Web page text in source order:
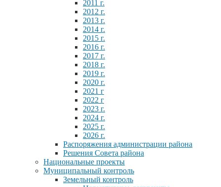
2011 г.
2012 г.
2013 г.
2014 г.
2015 г.
2016 г.
2017 г.
2018 г.
2019 г.
2020 г.
2021 г
2022 г
2023 г.
2024 г.
2025 г.
2026 г.
Распоряжения администрации района
Решения Совета района
Национальные проекты
Муниципальный контроль
Земельный контроль